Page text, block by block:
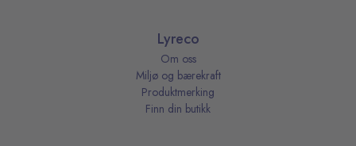
Lyreco
Om oss
Miljø og bærekraft
Produktmerking
Finn din butikk